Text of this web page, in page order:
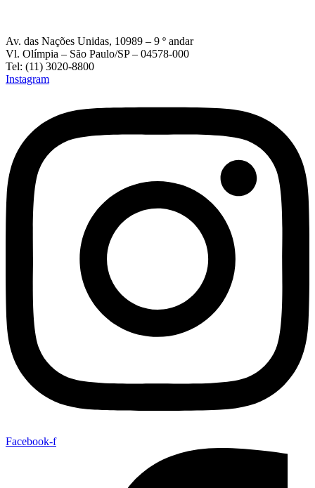
Av. das Nações Unidas, 10989 – 9 º andar
Vl. Olímpia – São Paulo/SP – 04578-000
Tel: (11) 3020-8800
Instagram
Facebook-f